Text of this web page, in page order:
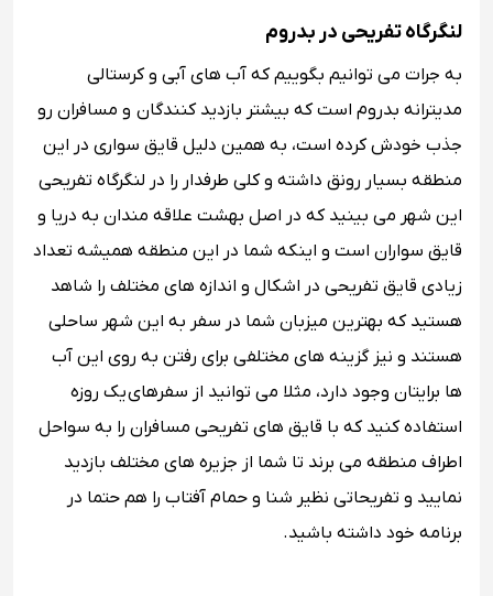
لنگرگاه تفریحی در بدروم
‏به جرات می توانیم بگوییم که آب های آبی و کرستالی
مدیترانه بدروم است که بیشتر بازدید کنندگان و مسافران رو
جذب خودش کرده است، به همین دلیل قایق سواری در این
منطقه ‏بسیار رونق داشته و کلی طرفدار را در لنگرگاه تفریحی
این شهر می بینید که در اصل بهشت علاقه مندان به دریا و
قایق سواران است و اینکه شما در این منطقه همیشه تعداد
زیادی ‏قایق تفریحی در اشکال و اندازه های مختلف را شاهد
هستید که بهترین میزبان شما در سفر به این شهر ساحلی
هستند و نیز گزینه های مختلفی برای رفتن به روی این آب
ها برایتان وجود دارد، مثلا می توانید ‏از سفرهای یک روزه
استفاده کنید که با قایق های تفریحی مسافران را به سواحل
اطراف منطقه می برند تا شما از جزیره های مختلف بازدید
‏نمایید و تفریحاتی نظیر شنا و حمام آفتاب را هم حتما در
برنامه خود داشته باشید. ‏‏